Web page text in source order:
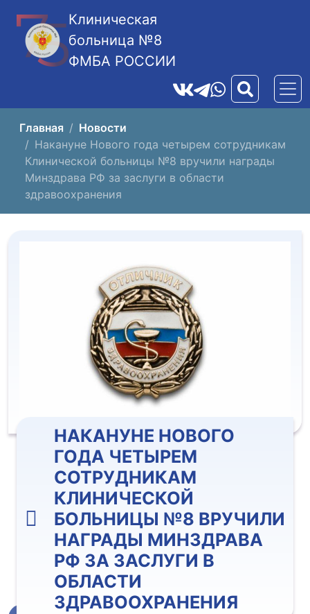
Клиническая
больница №8
ФМБА РОССИИ
Главная
Новости
Накануне Нового года четырем сотрудникам
Клинической больницы №8 вручили награды
Минздрава РФ за заслуги в области
здравоохранения
НАКАНУНЕ НОВОГО
ГОДА ЧЕТЫРЕМ
СОТРУДНИКАМ
КЛИНИЧЕСКОЙ
БОЛЬНИЦЫ №8 ВРУЧИЛИ
НАГРАДЫ МИНЗДРАВА
РФ ЗА ЗАСЛУГИ В
ОБЛАСТИ
ЗДРАВООХРАНЕНИЯ